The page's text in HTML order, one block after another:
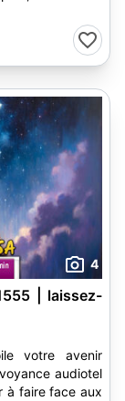
4
| laissez-
votre avenir
audiotel
à faire face aux